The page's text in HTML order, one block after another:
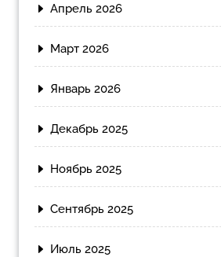
Апрель 2026
Март 2026
Январь 2026
Декабрь 2025
Ноябрь 2025
Сентябрь 2025
Июль 2025